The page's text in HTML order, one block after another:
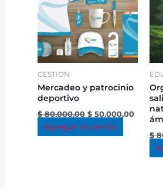
GESTION
Mercadeo y patrocinio
deportivo
$80.000,00 $50.000,00
Agregar al carrito
$